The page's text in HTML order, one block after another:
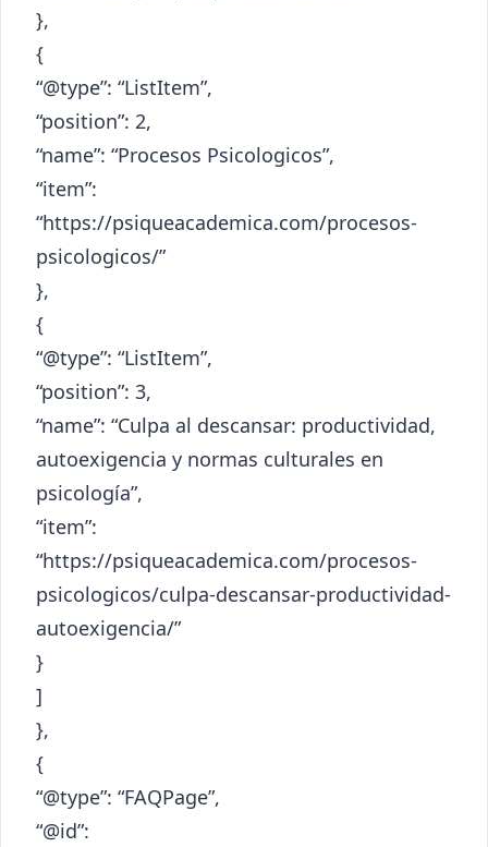
},
{
“@type”: “ListItem”,
“position”: 2,
“name”: “Procesos Psicologicos”,
“item”:
“https://psiqueacademica.com/procesos-
psicologicos/”
},
{
“@type”: “ListItem”,
“position”: 3,
“name”: “Culpa al descansar: productividad,
autoexigencia y normas culturales en
psicología”,
“item”:
“https://psiqueacademica.com/procesos-
psicologicos/culpa-descansar-productividad-
autoexigencia/”
}
]
},
{
“@type”: “FAQPage”,
“@id”: